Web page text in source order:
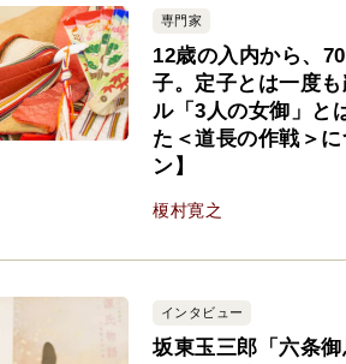
専門家
12歳の入内から、
子。定子とは一度
ル「3人の女御」と
た＜道長の作戦＞
ン】
榎村寛之
インタビュー
坂東玉三郎「六条